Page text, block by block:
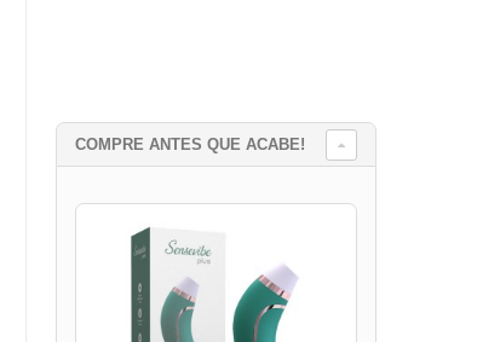
COMPRE ANTES QUE ACABE!